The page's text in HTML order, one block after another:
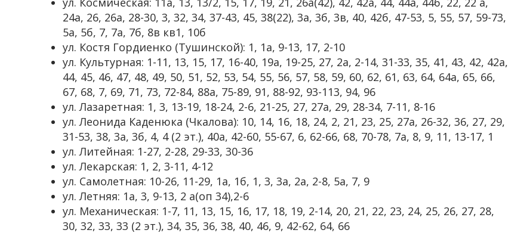
24а, 26, 26а, 28-30, 3, 32, 34, 37-43, 45, 38(22), 3а, 3б, 3в, 40, 42б, 47-53, 5, 55, 57, 59-73,
5а, 5б, 7, 7а, 7б, 8в кв1, 10б
ул. Костя Гордиенко (Тушинской): 1, 1а, 9-13, 17, 2-10
ул. Культурная: 1-11, 13, 15, 17, 16-40, 19а, 19-25, 27, 2а, 2-14, 31-33, 35, 41, 43, 42, 42а,
44, 45, 46, 47, 48, 49, 50, 51, 52, 53, 54, 55, 56, 57, 58, 59, 60, 62, 61, 63, 64, 64а, 65, 66,
67, 68, 7, 69, 71, 73, 72-84, 88а, 75-89, 91, 88-92, 93-113, 94, 96
ул. Лазаретная: 1, 3, 13-19, 18-24, 2-6, 21-25, 27, 27а, 29, 28-34, 7-11, 8-16
ул. Леонида Каденюка (Чкалова): 10, 14, 16, 18, 24, 2, 21, 23, 25, 27а, 26-32, 36, 27, 29,
31-53, 38, 3а, 3б, 4, 4 (2 эт.), 40а, 42-60, 55-67, 6, 62-66, 68, 70-78, 7а, 8, 9, 11, 13-17, 1
ул. Литейная: 1-27, 2-28, 29-33, 30-36
ул. Лекарская: 1, 2, 3-11, 4-12
ул. Самолетная: 10-26, 11-29, 1а, 1б, 1, 3, 3а, 2а, 2-8, 5а, 7, 9
ул. Летняя: 1а, 3, 9-13, 2 а(оп 34),2-6
ул. Механическая: 1-7, 11, 13, 15, 16, 17, 18, 19, 2-14, 20, 21, 22, 23, 24, 25, 26, 27, 28,
30, 32, 33, 33 (2 эт.), 34, 35, 36, 38, 40, 46, 9, 42-62, 64, 66